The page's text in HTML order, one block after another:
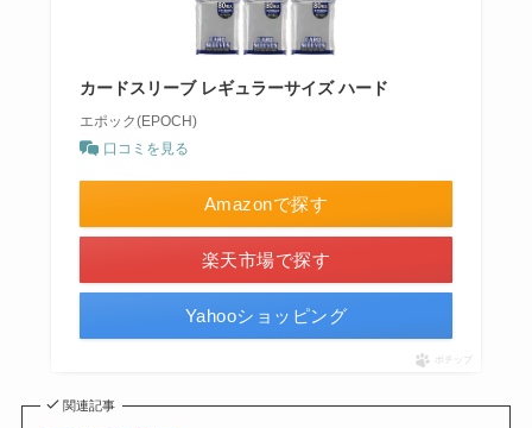
カードスリーブ レギュラーサイズ ハード
エポック(EPOCH)
口コミを見る
Amazonで探す
楽天市場で探す
Yahooショッピング
ポチップ
関連記事